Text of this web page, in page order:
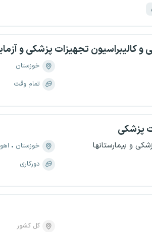
و کالیبراسیون تجهیزات پزشکی و
خوزستان
تمام وقت
پزشکی
و بیمارستانها خوزستان
دورکاری
کل کشور